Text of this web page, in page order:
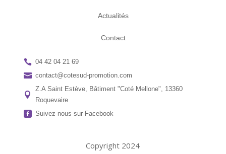
Actualités
Contact
 04 42 04 21 69
 contact@cotesud-promotion.com

Z.A Saint Estève, Bâtiment "Coté Mellone", 13360
Roquevaire
 Suivez nous sur Facebook
Copyright 2024